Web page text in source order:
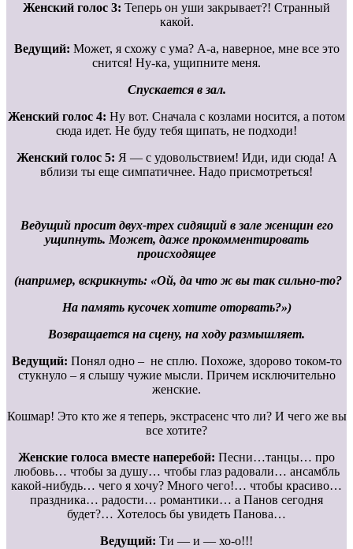
Женский голос 3: Теперь он уши закрывает?! Странный
какой.
Ведущий: Может, я схожу с ума? А-а, наверное, мне все это
снится! Ну-ка, ущипните меня.
Спускается в зал.
Женский голос 4: Ну вот. Сначала с козлами носится, а потом
сюда идет. Не буду тебя щипать, не подходи!
Женский голос 5: Я — с удовольствием! Иди, иди сюда! А
вблизи ты еще симпатичнее. Надо присмотреться!
Ведущий просит двух-трех сидящий в зале женщин его
ущипнуть. Может, даже прокомментировать
происходящее
(например, вскрикнуть: «Ой, да что ж вы так сильно-то?
На память кусочек хотите оторвать?»)
Возвращается на сцену, на ходу размышляет.
Ведущий: Понял одно – не сплю. Похоже, здорово током-то
стукнуло – я слышу чужие мысли. Причем исключительно
женские.
Кошмар! Это кто же я теперь, экстрасенс что ли? И чего же вы
все хотите?
Женские голоса вместе наперебой: Песни…танцы… про
любовь… чтобы за душу… чтобы глаз радовали… ансамбль
какой-нибудь… чего я хочу? Много чего!… чтобы красиво…
праздника… радости… романтики… а Панов сегодня
будет?… Хотелось бы увидеть Панова…
Ведущий: Ти — и — хо-о!!!